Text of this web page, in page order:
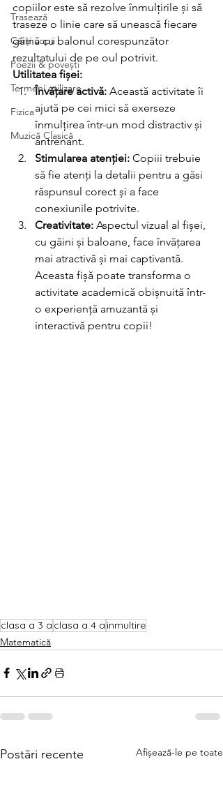
Trasează
Cărți copii
Poezii & povești
Termeni utilizare
Fizica
Muzică Clasică
copiilor este să rezolve înmulțirile și să
traseze o linie care să unească fiecare
găină cu balonul corespunzător
rezultatului de pe oul potrivit.
Utilitatea fișei:
Învățare activă: Această activitate îi
ajută pe cei mici să exerseze
înmulțirea într-un mod distractiv și
antrenant.
Stimularea atenției: Copiii trebuie
să fie atenți la detalii pentru a găsi
răspunsul corect și a face
conexiunile potrivite.
Creativitate: Aspectul vizual al fișei,
cu găini și baloane, face învățarea
mai atractivă și mai captivantă.
Aceasta fișă poate transforma o
activitate academică obișnuită într-
o experiență amuzantă și
interactivă pentru copii!
clasa a 3 a clasa a 4 a inmultire
Matematică
Postări recente Afișează-le pe toate